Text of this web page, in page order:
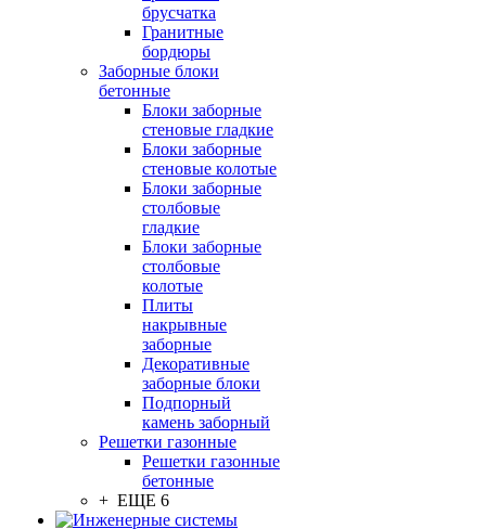
брусчатка
Гранитные
бордюры
Заборные блоки
бетонные
Блоки заборные
стеновые гладкие
Блоки заборные
стеновые колотые
Блоки заборные
столбовые
гладкие
Блоки заборные
столбовые
колотые
Плиты
накрывные
заборные
Декоративные
заборные блоки
Подпорный
камень заборный
Решетки газонные
Решетки газонные
бетонные
+ ЕЩЕ 6